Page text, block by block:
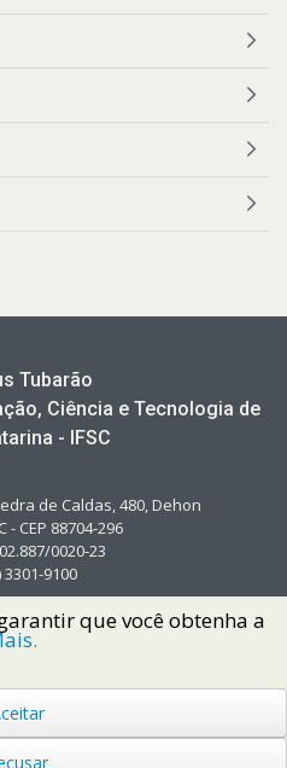
Tubarão
Ciência e Tecnologia de
- IFSC
de Caldas, 480, Dehon
- CEP 88704-296
0020-23
3301-9100
de Santa Catarina IFSC
Reservados.
que você obtenha a